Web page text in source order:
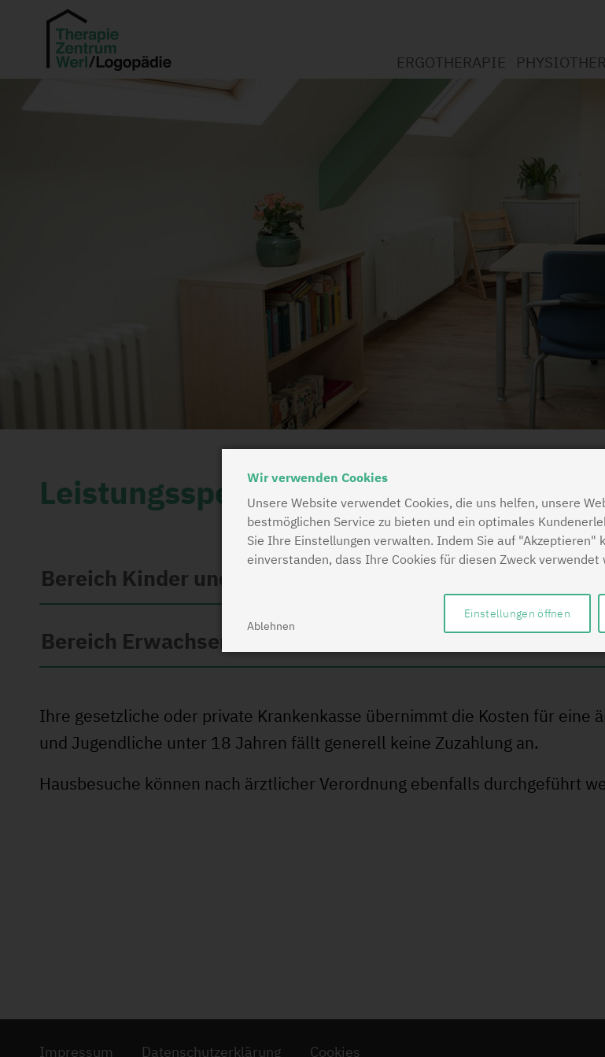
ERGOTHERAPIE
Willkommen bei der
Was ist Ergotherapie?
Leistungsspektrum
Standort Wickede
Datenschutzerklärung
Jobs (1)
Jobs (1)
Leistungsspektrum
Bereich Kinder und Jugendliche
Bereich Erwachsene
Ihre gesetzliche oder private Krankenkasse übernimmt die Kosten für eine
und Jugendliche unter 18 Jahren fällt generell keine Zuzahlung an.
Hausbesuche können nach ärztlicher Verordnung ebenfalls durchgeführt
Impressum Datenschutzerklärung Cookies
Wir verwenden Cookies
Unsere Website verwendet Cookies, die uns helfen, unsere
bestmöglichen Service zu bieten und ein optimales
Sie Ihre Einstellungen verwalten. Indem Sie auf "Akzeptieren"
einverstanden, dass Ihre Cookies für diesen Zweck verwendet
Ablehnen
Einstellungen öffnen